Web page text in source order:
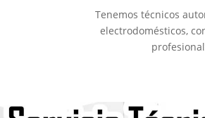
Tenemos técnicos
electrodomésticos,